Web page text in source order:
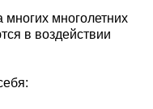
многих многолетних
в воздействии